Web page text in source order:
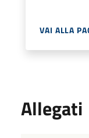
VAI ALLA
Allegati